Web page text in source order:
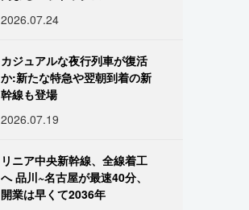
2026.07.24
カジュアルな夜行列車が復活
か:新たな特急や翌朝到着の新
幹線も登場
2026.07.19
リニア中央新幹線、全線着工
へ 品川~名古屋が最速40分、
開業は早くて2036年